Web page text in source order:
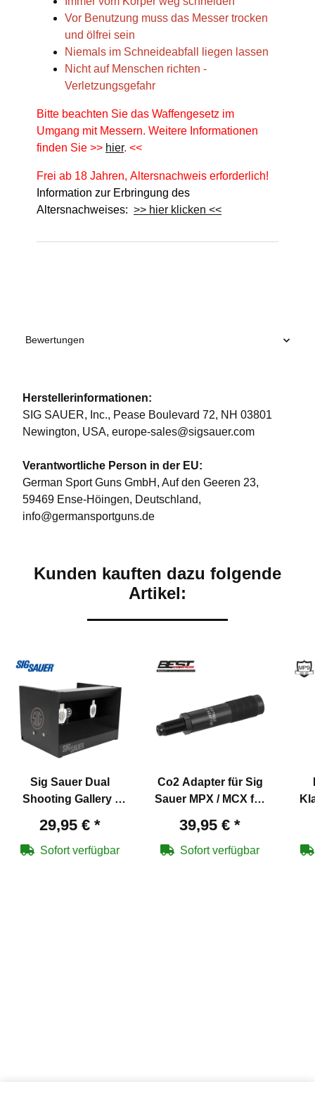
Vor Benutzung muss das Messer trocken
und ölfrei sein
Niemals im Schneideabfall liegen lassen
Nicht auf Menschen richten -
Verletzungsgefahr
Bitte beachten Sie das Waffengesetz im
Umgang mit Messern. Weitere Informationen
finden Sie >> hier. <<
Frei ab 18 Jahren, Altersnachweis erforderlich!
Information zur Erbringung des
Altersnachweises: >> hier klicken <<
Bewertungen
Herstellerinformationen:
SIG SAUER, Inc., Pease Boulevard 72, NH 03801
Newington, USA, europe-sales@sigsauer.com
Verantwortliche Person in der EU:
German Sport Guns GmbH, Auf den Geeren 23,
59469 Ense-Höingen, Deutschland,
info@germansportguns.de
Kunden kauften dazu folgende
Artikel:
Sig Sauer Dual
Shooting Gallery -
Klappfallziele
29,95 € *
Sofort verfügbar
Co2 Adapter für Sig
Sauer MPX / MCX für
39,95 € *
Sofort verfügbar